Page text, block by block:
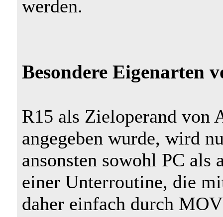
werden.
Besondere Eigenarten
R15 als Zieloperand von
angegeben wurde, wird
ansonsten sowohl PC als
einer Unterroutine, die
daher einfach durch